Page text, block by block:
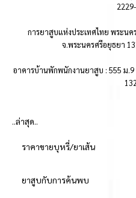
การยาสูบแห่งประเทศไทย พระน
จ.พระนครศรีอยุธยา
อาคารบ้านพักพนักงานยาสูบ : 555 ม
..ล่าสุด..
ราคาขายบุหรี่/ยาเส้น
ยาสูบกับการค้นพบ